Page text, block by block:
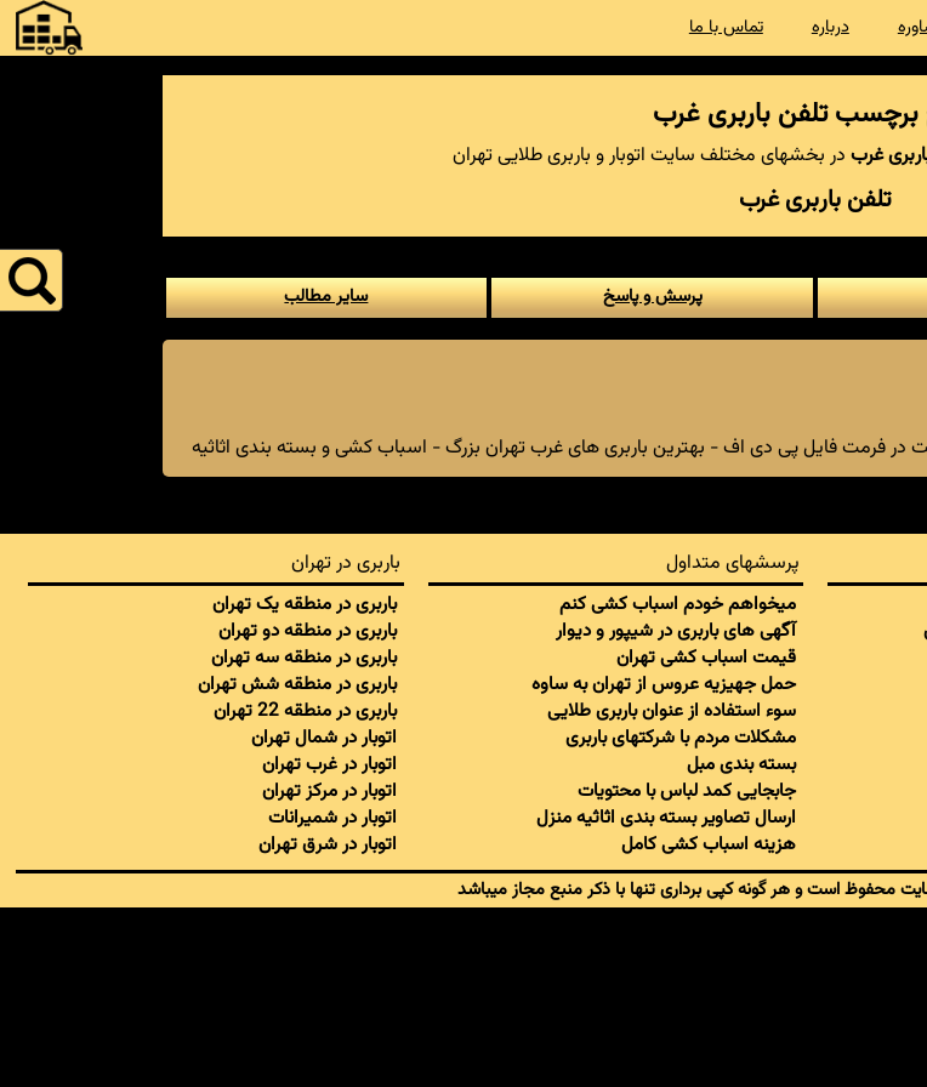
درباره تماس با ما
برچسب تلفن باربری غرب
غرب در بخشهای مختلف سایت اتوبار و باربری طلایی تهران
تلفن باربری غرب
پرسش و پاسخ سایر مطالب
فرمت فایل پی دی اف - بهترین باربری های غرب تهران بزرگ - اسباب کشی و بسته بندی اثاثیه
پرسشهای متداول
میخواهم خودم اسباب کشی کنم
آگهی های باربری در شیپور و دیوار
قیمت اسباب کشی تهران
حمل جهیزیه عروس از تهران به ساوه
سوء استفاده از عنوان باربری طلایی
مشکلات مردم با شرکتهای باربری
بسته بندی مبل
جابجایی کمد لباس با محتویات
ارسال تصاویر بسته بندی اثاثیه منزل
هزینه اسباب کشی کامل
باربری در تهران
باربری در منطقه یک تهران
باربری در منطقه دو تهران
باربری در منطقه سه تهران
باربری در منطقه شش تهران
باربری در منطقه 22 تهران
اتوبار در شمال تهران
اتوبار در غرب تهران
اتوبار در مرکز تهران
اتوبار در شمیرانات
اتوبار در شرق تهران
محفوظ است و هر گونه کپی برداری تنها با ذکر منبع مجاز میباشد